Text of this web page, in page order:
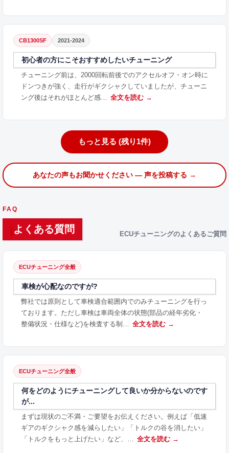
CB1300SF 2021-2024
初心者の方にこそおすすめしたいチューニング
チューニング前は、2000回転前後でのアクセルオフ・オン時に
ドンつきが強く、走行がギクシャクしていましたが、チューニ
ング後はそれがほとんど感…
全文を読む →
もっと見る (残り1件)
あなたの声もお聞かせください — 声を投稿する →
FAQ
よくある質問 ECUチューニングのよくあるご質問
ECUチューニング全般
車検が心配なのですが?
弊社では原則として車検適合範囲内でのみチューニングを行っ
ております。ただし車検は車両全体の状態(部品の経年劣化・
整備状況・仕様など)を検査する制… 全文を読む →
ECUチューニング全般
何をどのようにチューニングして良いか分からないのです
が...
まずは現状のご不満・ご要望をお伝えください。例えば「低速
ギアのギクシャク感を減らしたい」「トルクの谷を消したい」
「トルクをもっと上げたい」など、… 全文を読む →